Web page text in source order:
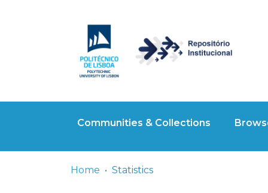
Communities & Collections
Home Statistics